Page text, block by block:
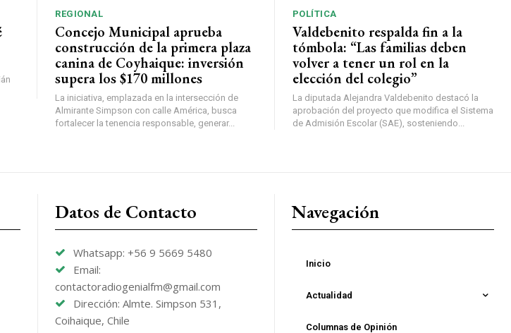
REGIONAL
Concejo Municipal aprueba
construcción de la primera plaza
canina de Coyhaique: inversión
supera los $170 millones
La iniciativa, emplazada en la intersección de
Almirante Simpson con calle América, busca
fortalecer la tenencia responsable, generar...
POLÍTICA
Valdebenito respalda fin a la
tómbola: “Las familias deben
volver a tener un rol en la
elección del colegio”
La diputada Alejandra Valdebenito destacó la
aprobación del proyecto que modifica el Sistema
de Admisión Escolar (SAE), sosteniendo...
Datos de Contacto
Whatsapp: +56 9 5669 5480
Email:
contactoradiogenialfm@gmail.com
Dirección: Almte. Simpson 531,
Coihaique, Chile
Navegación
Inicio
Actualidad
Columnas de Opinión